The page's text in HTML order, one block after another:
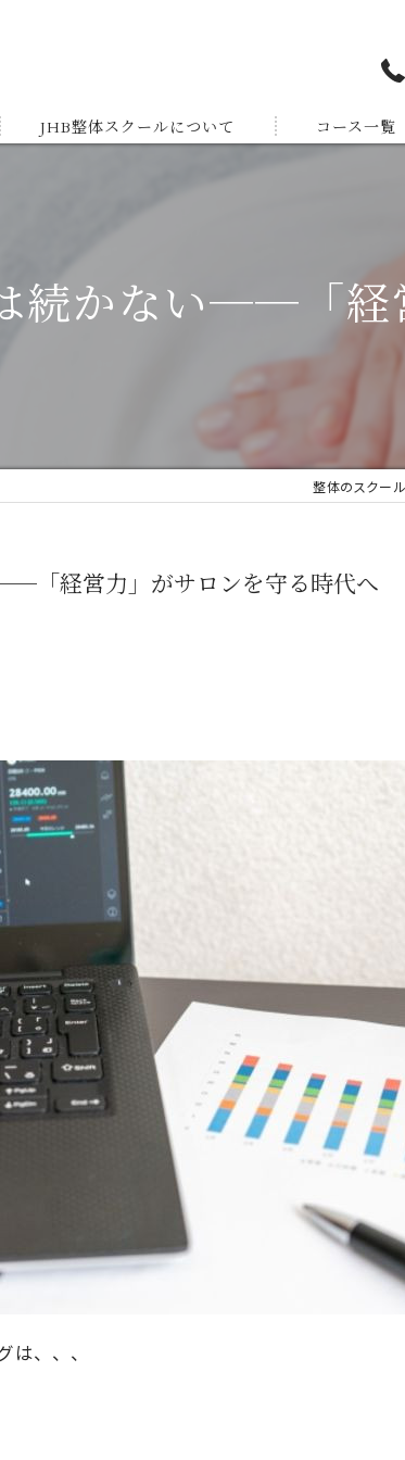
JHB整体スクールについて
受講生の声＆体験談
コース一覧
家族を癒したい
続かない──「経
整体のスクー
「経営力」がサロンを守る時代へ
、、、